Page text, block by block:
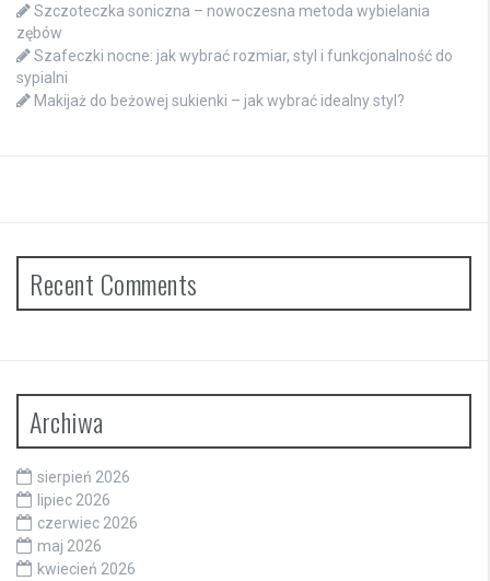
Szczoteczka soniczna – nowoczesna metoda wybielania
zębów
Szafeczki nocne: jak wybrać rozmiar, styl i funkcjonalność do
sypialni
Makijaż do beżowej sukienki – jak wybrać idealny styl?
Recent Comments
Archiwa
sierpień 2026
lipiec 2026
czerwiec 2026
maj 2026
kwiecień 2026